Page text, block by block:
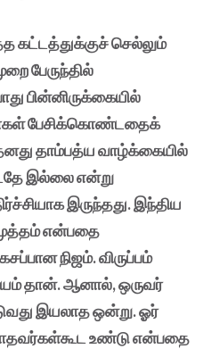
கட்டத்துக்குச் செல்லும்
பேருந்தில்
பின்னிருக்கையில்
பேசிக்கொண்டதைக்
தாம்பத்ய வாழ்க்கையில்
இல்லை என்று
இருந்தது. இந்திய
என்பதை
நிஜம். விருப்பம்
தான். ஆனால், ஒருவர்
இயலாத ஒன்று. ஓர்
உண்டு என்பதை